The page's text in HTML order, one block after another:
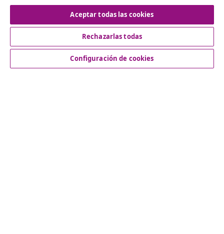
Desistir del contrato
Solicita la cancelación de tu pedido.
Aceptar todas las cookies
Rechazarlas todas
Configuración de cookies